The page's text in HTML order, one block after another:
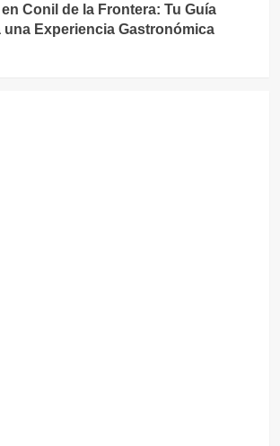
Conil de la Frontera: Tu Guía
una Experiencia Gastronómica